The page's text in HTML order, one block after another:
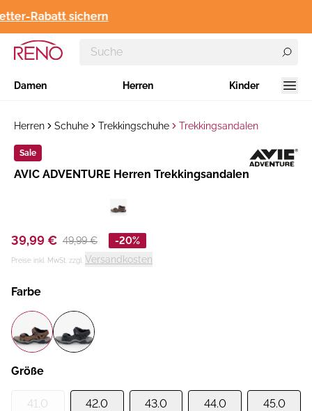
Rabatt sichern
Damen Herren Kinder
Herren Schuhe Trekkingschuhe Trekkingsandalen
Sale
Hersteller:
AVIC ADVENTURE Herren Trekkingsandalen
39,99 € 49,99 € -20%
Preise inkl. MwSt. zzgl. Versandkosten
Farbe
Größe
41.0 42.0 43.0 44.0 45.0